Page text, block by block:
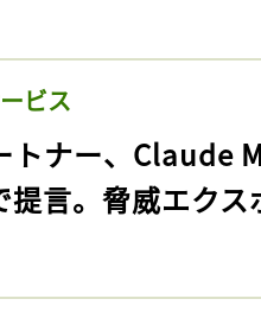
ビス
トナー、Claude
提言。脅威エク